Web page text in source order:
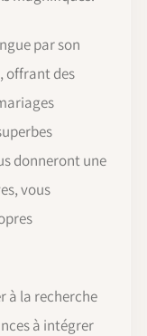
par son
offrant des
donneront une
vous
à la recherche
à intégrer